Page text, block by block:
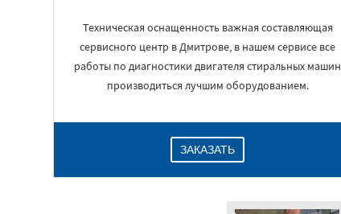
Техническая оснащенность важная составляющая
сервисного центр в Дмитрове, в нашем сервисе все
работы по диагностики двигателя стиральных машин
производиться лучшим оборудованием.
ЗАКАЗАТЬ